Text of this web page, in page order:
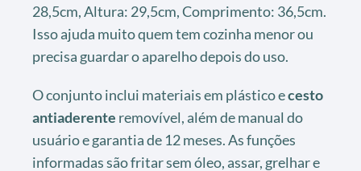
28,5cm, Altura: 29,5cm, Comprimento: 36,5cm.
Isso ajuda muito quem tem cozinha menor ou
precisa guardar o aparelho depois do uso.
O conjunto inclui materiais em plástico ecesto
antiaderente removível, além de manual do
usuário e garantia de 12 meses. As funções
informadas são fritar sem óleo, assar, grelhar e